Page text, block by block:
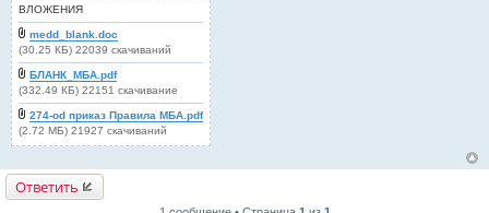
ВЛОЖЕНИЯ
medd_blank.doc
(30.25 КБ) 22039 скачиваний
БЛАНК_МБА.pdf
(332.49 КБ) 22151 скачивание
274-od приказ Правила МБА.pdf
(2.72 МБ) 21927 скачиваний
Ответить